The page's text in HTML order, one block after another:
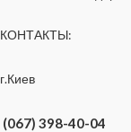
КОНТАКТЫ:
г.Киев
(067) 398-40-04